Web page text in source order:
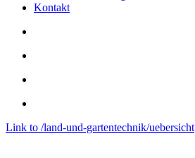
Kontakt
Link to /land-und-gartentechnik/uebersicht